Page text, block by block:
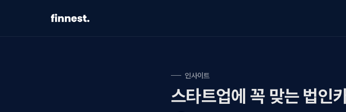
인사이트
스타트업에 꼭 맞는 법인